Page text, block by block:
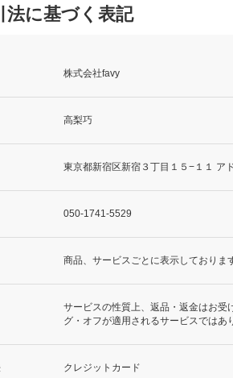
法に基づく表記
株式会社favy
高梨巧
東京都新宿区新宿３丁目１５−１１ ア
050-1741-5529
商品、サービスごとに表示しておりま
サービスの性質上、返品・返金はお受
グ・オフが適用されるサービスではあ
クレジットカード